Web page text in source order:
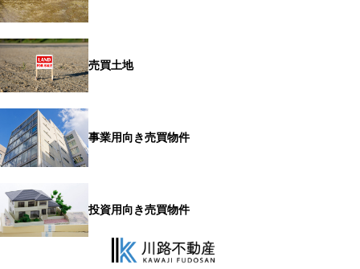
売買土地
事業用向き売買物件
投資用向き売買物件